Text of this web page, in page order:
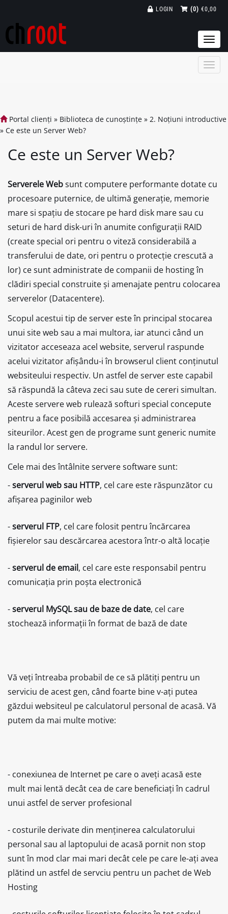
(0) €0,00
LOGIN
Portal clienți » Biblioteca de cunoștințe » 2. Noțiuni introductive
» Ce este un Server Web?
Ce este un Server Web?
Serverele Websunt computere performante dotate cu
procesoare puternice, de ultimă generație, memorie
mare si spațiu de stocare pe hard disk mare sau cu
seturi de hard disk-uri în anumite configurații RAID
(create special ori pentru o viteză considerabilă a
transferului de date, ori pentru o protecție crescută a
lor) ce sunt administrate de companii de hosting în
clădiri special construite și amenajate pentru colocarea
serverelor (Datacentere).
Scopul acestui tip de server este în principal stocarea
unui site web sau a mai multora, iar atunci când un
vizitator acceseaza acel website, serverul raspunde
acelui vizitator afișându-i în browserul client conținutul
websiteului respectiv. Un astfel de server este capabil
să răspundă la câteva zeci sau sute de cereri simultan.
Aceste servere web rulează softuri special concepute
pentru a face posibilă accesarea și administrarea
siteurilor. Acest gen de programe sunt generic numite
la randul lor servere.
Cele mai des întâlnite servere software sunt:
-serverul web sau HTTP, cel care este răspunzător cu
afișarea paginilor web
-serverul FTP, cel care folosit pentru încărcarea
fișierelor sau descărcarea acestora într-o altă locație
-serverul de email, cel care este responsabil pentru
comunicația prin poșta electronică
-serverul MySQL sau de baze de date, cel care
stochează informații în format de bază de date
Vă veți întreaba probabil de ce să plătiți pentru un
serviciu de acest gen, când foarte bine v-ați putea
găzdui websiteul pe calculatorul personal de acasă. Vă
putem da mai multe motive:
- conexiunea de Internet pe care o aveți acasă este
mult mai lentă decât cea de care beneficiați în cadrul
unui astfel de server profesional
- costurile derivate din menținerea calculatorului
personal sau al laptopului de acasă pornit non stop
sunt în mod clar mai mari decât cele pe care le-ați avea
plătind un astfel de servciu pentru un pachet de Web
Hosting